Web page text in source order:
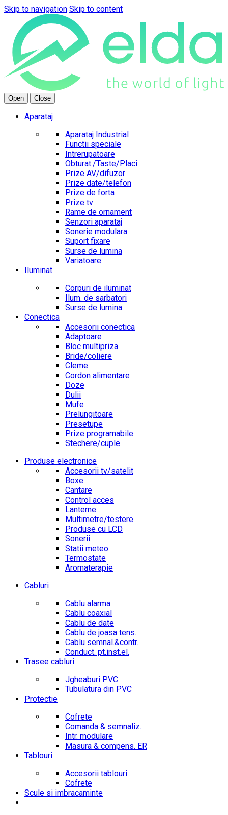
Skip to navigation Skip to content
Open Close
Aparataj
Aparataj Industrial
Functii speciale
Intrerupatoare
Obturat./Taste/Placi
Prize AV/difuzor
Prize date/telefon
Prize de forta
Prize tv
Rame de ornament
Senzori aparataj
Sonerie modulara
Suport fixare
Surse de lumina
Variatoare
Iluminat
Corpuri de iluminat
Ilum. de sarbatori
Surse de lumina
Conectica
Accesorii conectica
Adaptoare
Bloc multipriza
Bride/coliere
Cleme
Cordon alimentare
Doze
Dulii
Mufe
Prelungitoare
Presetupe
Prize programabile
Stechere/cuple
Produse electronice
Accesorii tv/satelit
Boxe
Cantare
Control acces
Lanterne
Multimetre/testere
Produse cu LCD
Sonerii
Statii meteo
Termostate
Aromaterapie
Cabluri
Cablu alarma
Cablu coaxial
Cablu de date
Cablu de joasa tens.
Cablu semnal.&contr.
Conduct. pt.inst.el.
Trasee cabluri
Jgheaburi PVC
Tubulatura din PVC
Protectie
Cofrete
Comanda & semnaliz.
Intr. modulare
Masura & compens. ER
Tablouri
Accesorii tablouri
Cofrete
Scule si imbracaminte